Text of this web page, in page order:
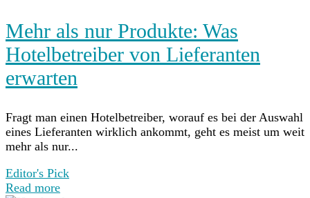
Mehr als nur Produkte: Was
Hotelbetreiber von Lieferanten
erwarten
Fragt man einen Hotelbetreiber, worauf es bei der Auswahl
eines Lieferanten wirklich ankommt, geht es meist um weit
mehr als nur...
Editor's Pick
Read more